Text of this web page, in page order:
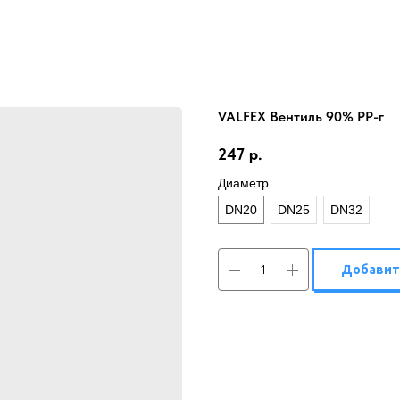
VALFEX Вентиль 90% РР-г
247 р.
Диаметр
DN20
DN25 DN32